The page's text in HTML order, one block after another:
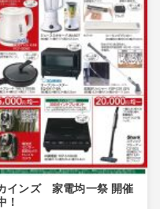
インズ 家電均一祭 開催
！